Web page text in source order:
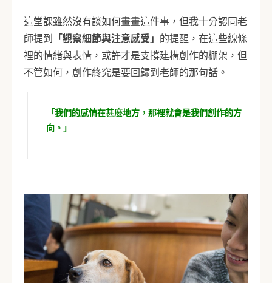
這堂課雖然沒有談如何畫畫這件事，但我十分認同老
師提到 「觀察細節與注意感受」 的提醒，在這些線條
裡的情緒與表情，或許才是支撐建構創作的棚架，但
不管如何，創作終究是要回歸到老師的那句話。
「我們的感情在甚麼地方，那裡就會是我們創作的方
向。」